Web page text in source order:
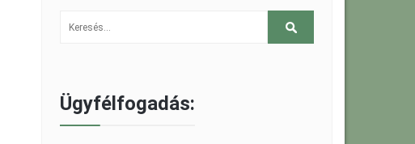
Ügyfélfogadás: